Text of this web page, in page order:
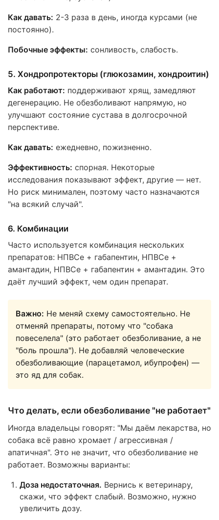
Как давать: 2-3 раза в день, иногда курсами (не
постоянно).
Побочные эффекты: сонливость, слабость.
5. Хондропротекторы (глюкозамин, хондроитин)
Как работают: поддерживают хрящ, замедляют
дегенерацию. Не обезболивают напрямую, но
улучшают состояние сустава в долгосрочной
перспективе.
Как давать: ежедневно, пожизненно.
Эффективность: спорная. Некоторые
исследования показывают эффект, другие — нет.
Но риск минимален, поэтому часто назначаются
"на всякий случай".
6. Комбинации
Часто используется комбинация нескольких
препаратов: НПВСе + габапентин, НПВСе +
амантадин, НПВСе + габапентин + амантадин. Это
даёт лучший эффект, чем один препарат.
Важно: Не меняй схему самостоятельно. Не
отменяй препараты, потому что "собака
повеселела" (это работает обезболивание, а не
"боль прошла"). Не добавляй человеческие
обезболивающие (парацетамол, ибупрофен) —
это яд для собак.
Что делать, если обезболивание "не работает"
Иногда владельцы говорят: "Мы даём лекарства, но
собака всё равно хромает / агрессивная /
апатичная". Это не значит, что обезболивание не
работает. Возможны варианты:
Доза недостаточная. Вернись к ветеринару,
скажи, что эффект слабый. Возможно, нужно
увеличить дозу.